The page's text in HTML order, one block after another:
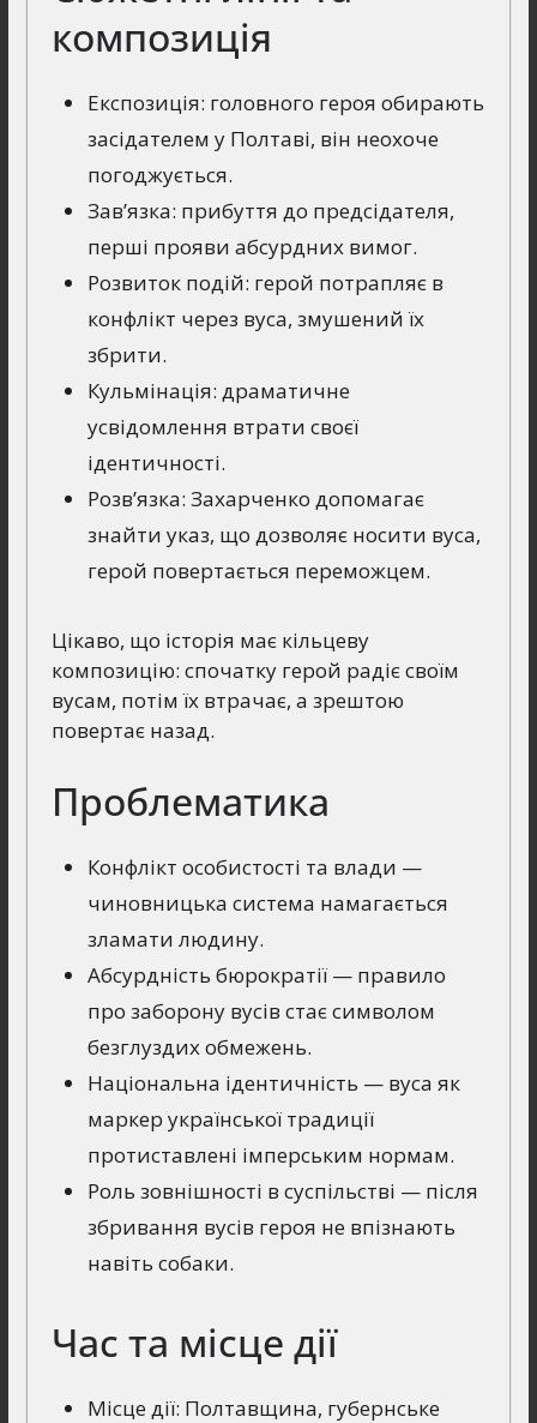
композиція
Експозиція: головного героя обирають
засідателем у Полтаві, він неохоче
погоджується.
Зав’язка: прибуття до предсідателя,
перші прояви абсурдних вимог.
Розвиток подій: герой потрапляє в
конфлікт через вуса, змушений їх
збрити.
Кульмінація: драматичне
усвідомлення втрати своєї
ідентичності.
Розв’язка: Захарченко допомагає
знайти указ, що дозволяє носити вуса,
герой повертається переможцем.
Цікаво, що історія має кільцеву
композицію: спочатку герой радіє своїм
вусам, потім їх втрачає, а зрештою
повертає назад.
Проблематика
Конфлікт особистості та влади —
чиновницька система намагається
зламати людину.
Абсурдність бюрократії — правило
про заборону вусів стає символом
безглуздих обмежень.
Національна ідентичність — вуса як
маркер української традиції
протиставлені імперським нормам.
Роль зовнішності в суспільстві — після
збривання вусів героя не впізнають
навіть собаки.
Час та місце дії
Місце дії: Полтавщина, губернське